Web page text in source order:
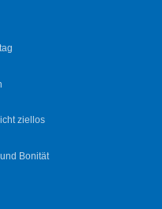
ziellos
Bonität